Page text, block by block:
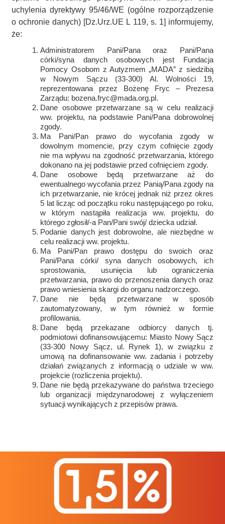
uchylenia dyrektywy 95/46/WE (ogólne rozporządzenie
o ochronie danych) [Dz.Urz.UE L 119, s. 1] informujemy,
że:
Administratorem Pani/Pana oraz Pani/Pana
córki/syna danych osobowych jest Fundacja
Pomocy Osobom z Autyzmem „MADA” z siedzibą
w Nowym Sączu (33-300) Al. Wolności 19,
reprezentowana przez Bożenę Fryc – Prezesa
Zarządu: bozena.fryc@mada.org.pl.
Dane osobowe przetwarzane są w celu realizacji
ww. projektu, na podstawie Pani/Pana dobrowolnej
zgody.
Ma Pani/Pan prawo do wycofania zgody w
dowolnym momencie, przy czym cofnięcie zgody
nie ma wpływu na zgodność przetwarzania, którego
dokonano na jej podstawie przed cofnięciem zgody.
Dane osobowe będą przetwarzane aż do
ewentualnego wycofania przez Panią/Pana zgody na
ich przetwarzanie, nie krócej jednak niż przez okres
5 lat licząc od początku roku następującego po roku,
w którym nastąpiła realizacja ww. projektu, do
którego zgłosił/-a Pan/Pani swój/ dziecka udział.
Podanie danych jest dobrowolne, ale niezbędne w
celu realizacji ww. projektu.
Ma Pani/Pan prawo dostępu do swoich oraz
Pani/Pana córki/ syna danych osobowych, ich
sprostowania, usunięcia lub ograniczenia
przetwarzania, prawo do przenoszenia danych oraz
prawo wniesienia skargi do organu nadzorczego.
Dane nie będą przetwarzane w sposób
zautomatyzowany, w tym również w formie
profilowania.
Dane będą przekazane odbiorcy danych tj.
podmiotowi dofinansowującemu: Miasto Nowy Sącz
(33-300 Nowy Sącz, ul. Rynek 1), w związku z
umową na dofinansowanie ww. zadania i potrzeby
działań związanych z informacją o udziale w ww.
projekcie (rozliczenia projektu).
Dane nie będą przekazywane do państwa trzeciego
lub organizacji międzynarodowej z wyłączeniem
sytuacji wynikających z przepisów prawa.